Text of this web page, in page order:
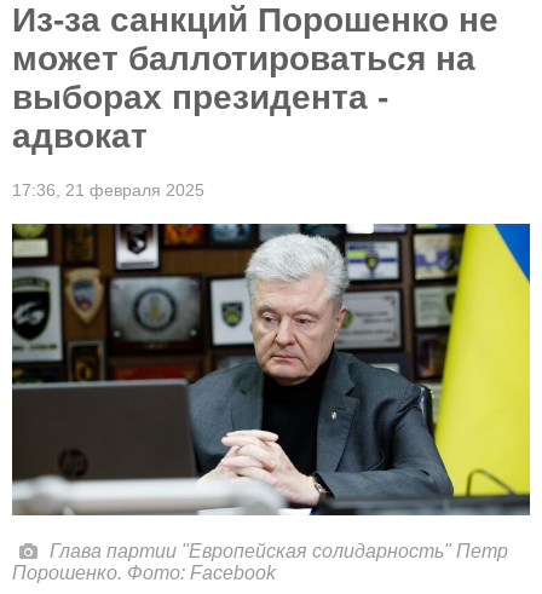
Из-за санкций Порошенко не
может баллотироваться на
выборах президента -
адвокат
17:36, 21 февраля 2025
Глава партии "Европейская солидарность" Петр
Порошенко. Фото: Facebook